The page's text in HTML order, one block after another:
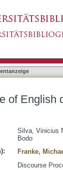
of English
Silva, Vinicius
Bodo
Franke,
Discourse